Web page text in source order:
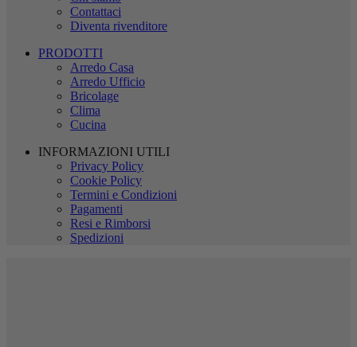
Contattaci
Diventa rivenditore
PRODOTTI
Arredo Casa
Arredo Ufficio
Bricolage
Clima
Cucina
INFORMAZIONI UTILI
Privacy Policy
Cookie Policy
Termini e Condizioni
Pagamenti
Resi e Rimborsi
Spedizioni